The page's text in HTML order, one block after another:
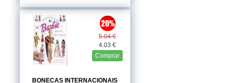
5.04 €
4.03 €
Comprar
BONECAS INTERNACIONAIS